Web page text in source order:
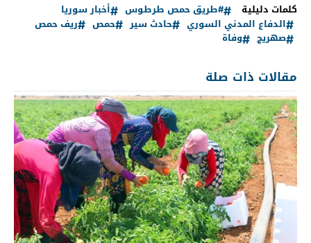
كلمات دليلية
#طريق حمص طرطوس
أخبار سوريا
الدفاع المدني السوري
حادث سير حمص
ريف حمص
صهريج
وفاة
مقالات ذات صلة